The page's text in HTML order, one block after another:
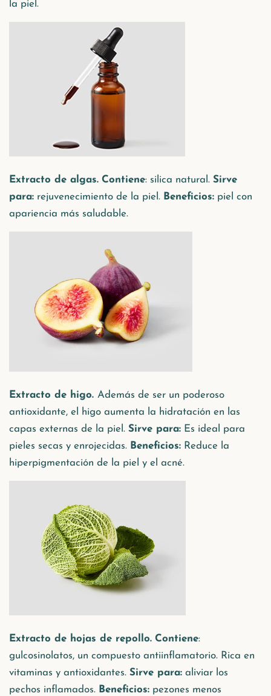
la piel.
Extracto de algas. Contiene: silica natural. Sirve
para: rejuvenecimiento de la piel. Beneficios: piel con
apariencia más saludable.
Extracto de higo. Además de ser un poderoso
antioxidante, el higo aumenta la hidratación en las
capas externas de la piel. Sirve para: Es ideal para
pieles secas y enrojecidas. Beneficios: Reduce la
hiperpigmentación de la piel y el acné.
Extracto de hojas de repollo. Contiene:
gulcosinolatos, un compuesto antiinflamatorio. Rica en
vitaminas y antioxidantes. Sirve para: aliviar los
pechos inflamados. Beneficios: pezones menos